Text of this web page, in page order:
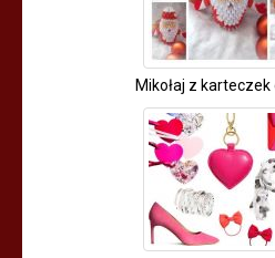
Mikołaj z